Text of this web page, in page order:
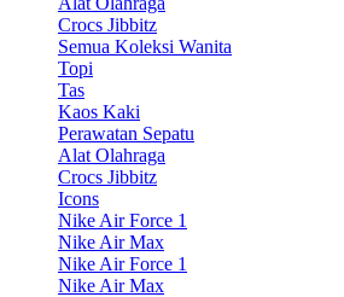
Crocs Jibbitz
Semua Koleksi Wanita
Topi
Tas
Kaos Kaki
Perawatan Sepatu
Alat Olahraga
Crocs Jibbitz
Icons
Nike Air Force 1
Nike Air Max
Nike Air Force 1
Nike Air Max